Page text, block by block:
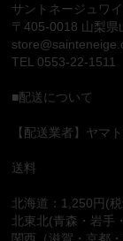
サントネージュワ
〒405-0018 山梨県
TEL 0553-22-1511
■配送について
【配送業者】ヤマ
送料
北海道：1,250円(
北東北(青森・岩手